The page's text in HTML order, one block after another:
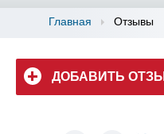
Главная Отзывы
ДОБАВИТЬ